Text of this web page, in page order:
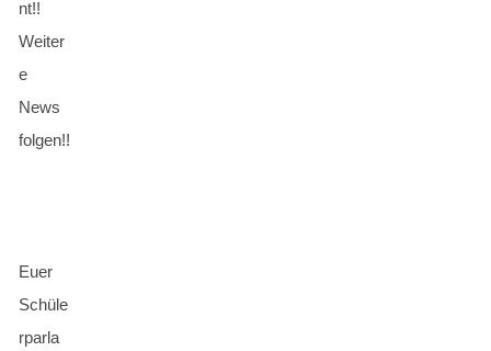
nt!!
Weiter
e
News
folgen!!
Euer
Schüle
rparla